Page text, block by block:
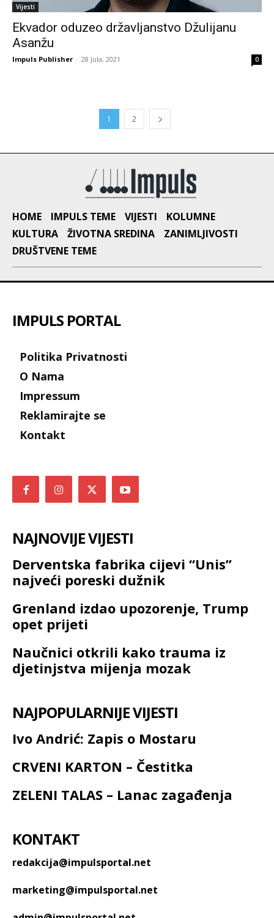
Vijesti
Ekvador oduzeo državljanstvo Džulijanu
Asanžu
Impuls Publisher - 28 Jula, 2021 0
1 2
HOME IMPULS TEME VIJESTI
KOLUMNE
KULTURA
ŽIVOTNA SREDINA
ZANIMLJIVOSTI
DRUŠTVENE TEME
IMPULS PORTAL
Politika Privatnosti
O Nama
Impressum
Reklamirajte se
Kontakt
NAJNOVIJE VIJESTI
Derventska fabrika cijevi “Unis”
najveći poreski dužnik
Grenland izdao upozorenje, Trump
opet prijeti
Naučnici otkrili kako trauma iz
djetinjstva mijenja mozak
NAJPOPULARNIJE VIJESTI
Ivo Andrić: Zapis o Mostaru
CRVENI KARTON – Čestitka
ZELENI TALAS – Lanac zagađenja
KONTAKT
redakcija@impulsportal.net
marketing@impulsportal.net